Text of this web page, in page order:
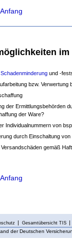
Schadenminderung und -
bzw. Verwertung
der Ermittlungsbehörden
der Ware?
Individualnummern von
durch Einschaltung
Versandschäden gemäß
Gesamtübersicht TIS
der Deutschen